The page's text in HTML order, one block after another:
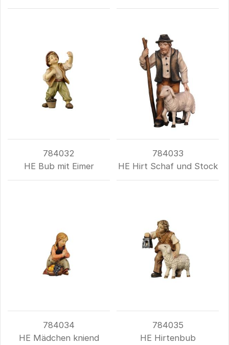
784032
HE Bub mit Eimer
784033
HE Hirt Schaf und Stock
784034
HE Mädchen kniend
784035
HE Hirtenbub